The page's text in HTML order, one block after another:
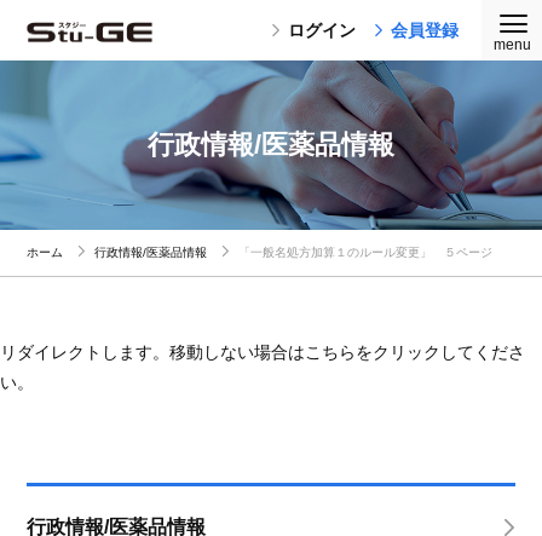
ログイン 会員登録
行政情報/医薬品情報
ホーム 行政情報/医薬品情報 「一般名処方加算１のルール変更」 ５ページ
リダイレクトします。移動しない場合はこちらをクリックしてくださ
い。
行政情報/医薬品情報